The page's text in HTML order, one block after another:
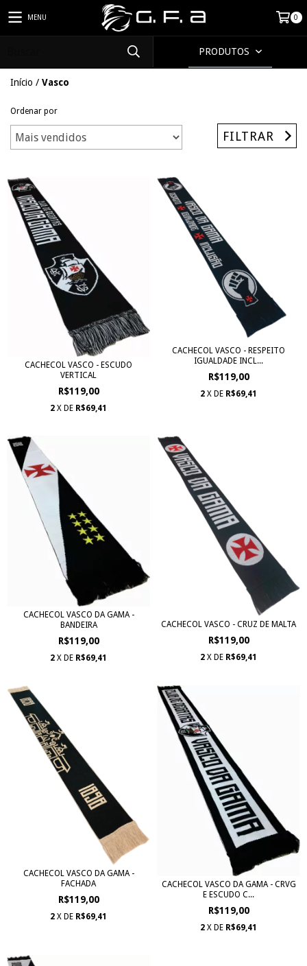
MENU 0
PRODUTOS
Início / Vasco
Ordenar por
FILTRAR
CACHECOL VASCO - ESCUDO
VERTICAL
R$119,00
2 X DE R$69,41
CACHECOL VASCO - RESPEITO
IGUALDADE INCL...
R$119,00
2 X DE R$69,41
CACHECOL VASCO DA GAMA -
BANDEIRA
R$119,00
2 X DE R$69,41
CACHECOL VASCO - CRUZ DE MALTA
R$119,00
2 X DE R$69,41
CACHECOL VASCO DA GAMA -
FACHADA
R$119,00
2 X DE R$69,41
CACHECOL VASCO DA GAMA - CRVG
E ESCUDO C...
R$119,00
2 X DE R$69,41